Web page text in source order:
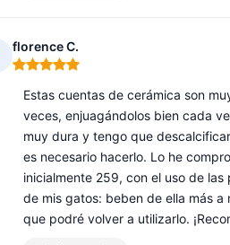
florence C.
Nota: 5 de 5
Estas cuentas de cerámica son
veces, enjuagándolos bien cada
muy dura y tengo que
es necesario hacerlo. Lo he
inicialmente 259, con el uso de
de mis gatos: beben de ella más
que podré volver a utilizarlo.